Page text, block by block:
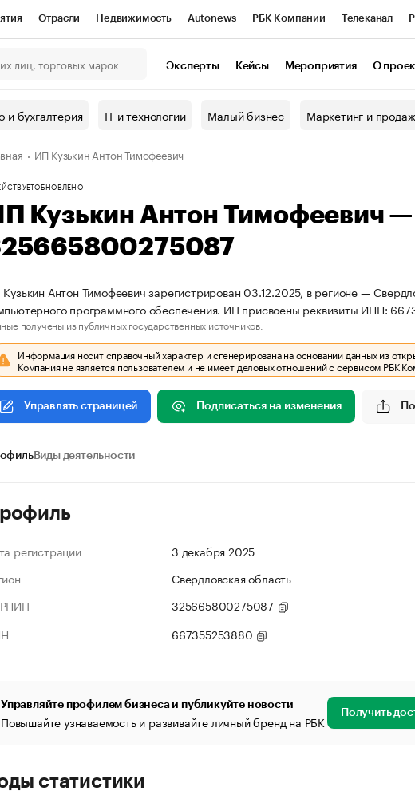
Отрасли Недвижимость Autonews РБК Компании Телеканал
Проверка контрагентов
валюты
Эксперты Кейсы Мероприятия О
и бухгалтерия IT и технологии Малый бизнес Маркетинг и
ИП Кузькин Антон Тимофеевич
ОБНОВЛЕНО
Кузькин Антон Тимофеевич
Антон Тимофеевич зарегистрирован 03.12.2025, в регионе —
программного обеспечения. ИП присвоены реквизиты ИНН:
получены из публичных государственных источников.
Информация носит справочный характер и сгенерирована на основании данных из
Компания не является пользователем и не имеет деловых отношений с сервисом РБК
Управлять страницей Подписаться на изменения
Виды деятельности
регистрации
3 декабря 2025
Свердловская область
325665800275087
667355253880
Управляйте профилем бизнеса и публикуйте новости
Повышайте узнаваемость и развивайте личный бренд на РБК Получить
статистики